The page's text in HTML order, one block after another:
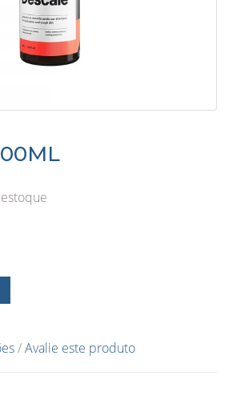
/Avalie este produto